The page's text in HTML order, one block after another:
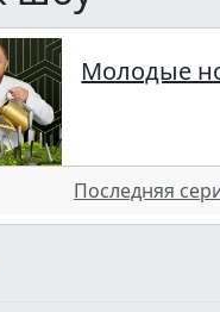
Молодые
Последняя